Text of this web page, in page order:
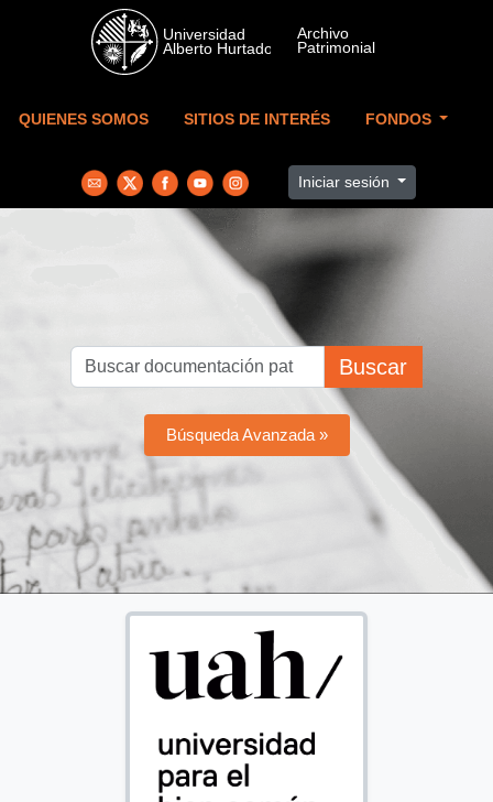
Skip to main content
QUIENES SOMOS SITIOS DE INTERÉS FONDOS
Iniciar sesión
Buscar
Búsqueda Avanzada »